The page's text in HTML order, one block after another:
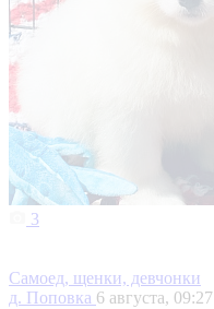
3
Самоед, щенки, девчонки
д. Поповка 6 августа, 09:27